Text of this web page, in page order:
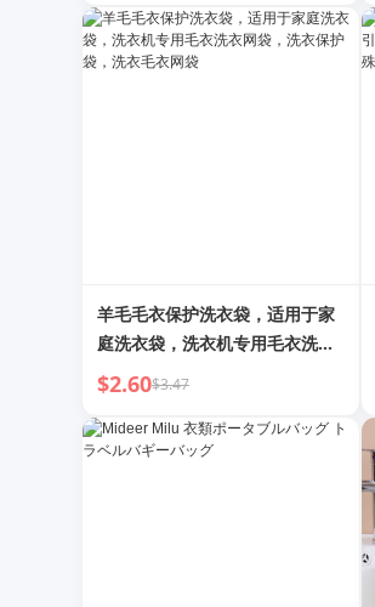
羊毛毛衣保护洗衣袋，适用于家
庭洗衣袋，洗衣机专用毛衣洗衣
网袋，洗衣保护袋，洗衣毛衣网
袋
$2.60$3.47